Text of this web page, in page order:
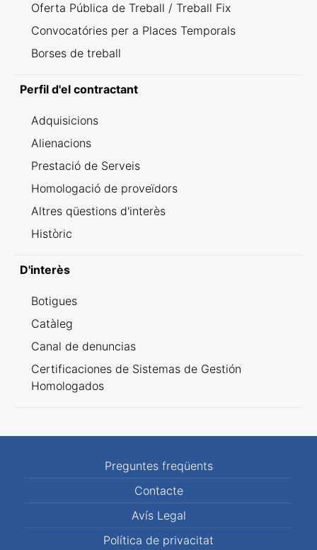
Oferta Pública de Treball / Treball Fix
Convocatóries per a Places Temporals
Borses de treball
Perfil d'el contractant
Adquisicions
Alienacions
Prestació de Serveis
Homologació de proveïdors
Altres qüestions d'interès
Històric
D'interès
Botigues
Catàleg
Canal de denuncias
Certificaciones de Sistemas de Gestión
Homologados
Preguntes freqüents
Contacte
Avís Legal
Política de privacitat